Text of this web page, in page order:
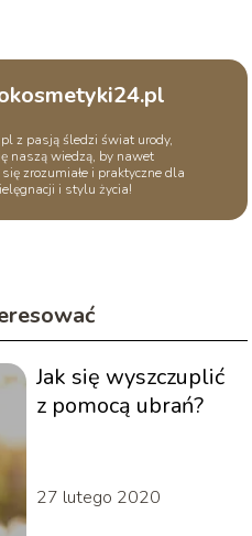
z pasją śledzi świat urody,
naszą wiedzą, by nawet
zrozumiałe i praktyczne dla
i stylu życia!
Jak się wyszczuplić
z pomocą ubrań?
27 lutego 2020